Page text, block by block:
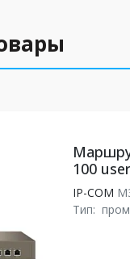
100
IP-COM
Тип: